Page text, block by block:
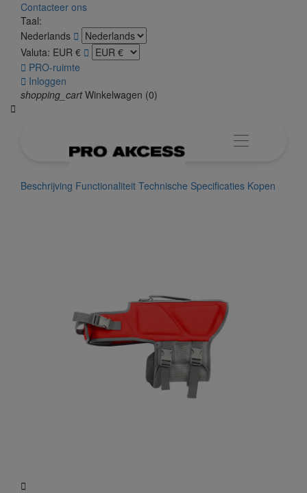
Contacteer ons
Taal:
Nederlands 
Valuta: EUR € 
 PRO-ruimte
 Inloggen
shopping_cart Winkelwagen (0)

Beschrijving Functionaliteit Technische Specificaties Kopen
